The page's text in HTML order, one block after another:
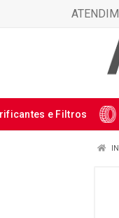
e Filtros